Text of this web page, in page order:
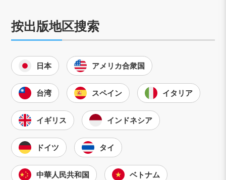
按出版地区搜索
日本 アメリカ合衆国
台湾 スペイン イタリア
イギリス インドネシア
ドイツ タイ
中華人民共和国 ベトナム